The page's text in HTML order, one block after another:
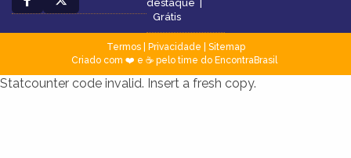
destaque |
Grátis
Termos| Privacidade
Sitemap
Criado com ❤️ e ☕ pelo time do EncontraBrasil
Statcounter code invalid. Insert a fresh copy.